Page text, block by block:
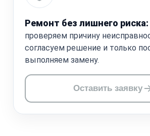
Ремонт без лишнего риска:
проверяем причину
согласуем решение и только
выполняем замену.
Оставить заявку